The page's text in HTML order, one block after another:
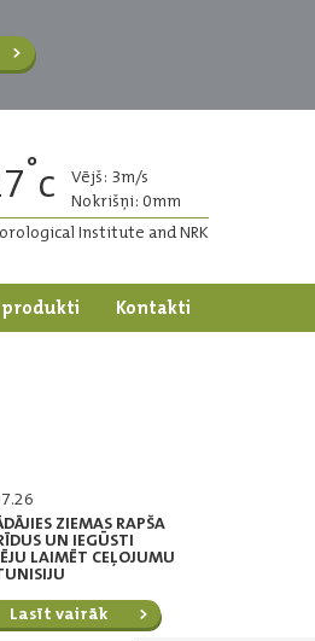
°c
Vējš: 3m/s
Nokrišņi: 0mm
Institute and NRK
produkti Kontakti
ZIEMAS RAPŠA
UN IEGŪSTI
LAIMĒT CEĻOJUMU
Lasīt vairāk